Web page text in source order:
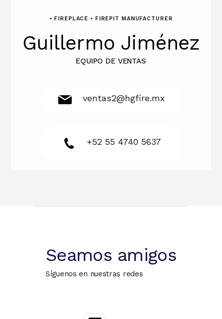
• FIREPLACE • FIREPIT MANUFACTURER
Guillermo Jiménez
EQUIPO DE VENTAS
ventas2@hgfire.mx
+52 55 4740 5637
Seamos amigos
Síguenos en nuestras redes